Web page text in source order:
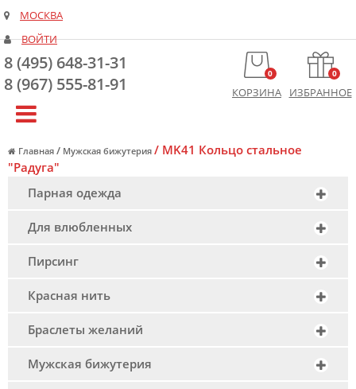
МОСКВА
ВОЙТИ
8 (495) 648-31-31
8 (967) 555-81-91
0
КОРЗИНА
0
ИЗБРАННОЕ
Главная / Мужская бижутерия / MK41 Кольцо стальное
"Радуга"
Парная одежда
Для влюбленных
Пирсинг
Красная нить
Браслеты желаний
Мужская бижутерия